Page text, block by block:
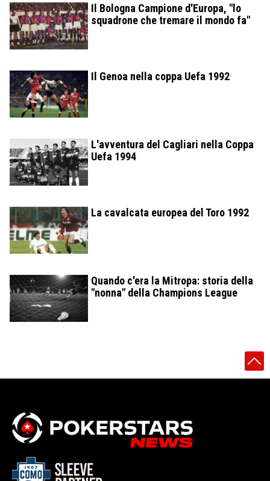
Il Bologna Campione d'Europa, "lo
squadrone che tremare il mondo fa"
Il Genoa nella coppa Uefa 1992
L'avventura del Cagliari nella Coppa
Uefa 1994
La cavalcata europea del Toro 1992
Quando c'era la Mitropa: storia della
"nonna" della Champions League